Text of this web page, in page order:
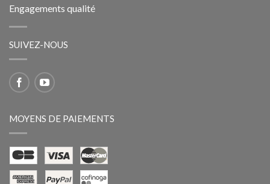
Engagements qualité
SUIVEZ-NOUS
MOYENS DE PAIEMENTS